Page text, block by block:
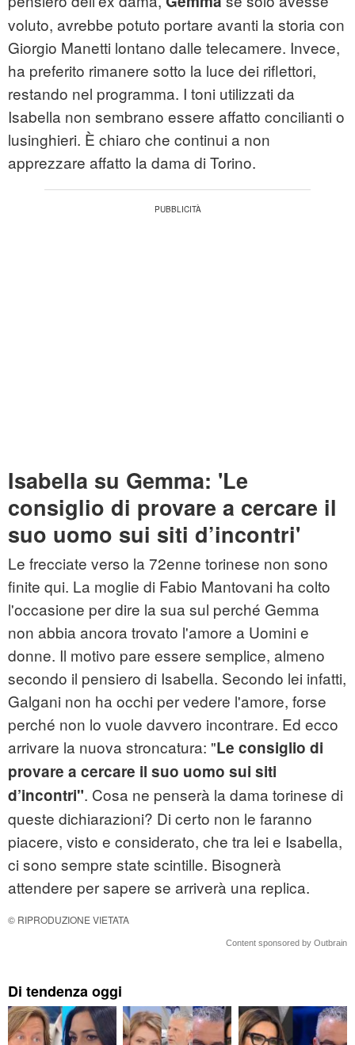
voluto, avrebbe potuto portare avanti la storia con
Giorgio Manetti lontano dalle telecamere. Invece,
ha preferito rimanere sotto la luce dei riflettori,
restando nel programma. I toni utilizzati da
Isabella non sembrano essere affatto concilianti o
lusinghieri. È chiaro che continui a non
apprezzare affatto la dama di Torino.
Isabella su Gemma: 'Le
consiglio di provare a cercare il
suo uomo sui siti d’incontri'
Le frecciate verso la 72enne torinese non sono
finite qui. La moglie di Fabio Mantovani ha colto
l'occasione per dire la sua sul perché Gemma
non abbia ancora trovato l'amore a Uomini e
donne. Il motivo pare essere semplice, almeno
secondo il pensiero di Isabella. Secondo lei infatti,
Galgani non ha occhi per vedere l'amore, forse
perché non lo vuole davvero incontrare. Ed ecco
arrivare la nuova stroncatura: "Le consiglio di
provare a cercare il suo uomo sui siti
d’incontri". Cosa ne penserà la dama torinese di
queste dichiarazioni? Di certo non le faranno
piacere, visto e considerato, che tra lei e Isabella,
ci sono sempre state scintille. Bisognerà
attendere per sapere se arriverà una replica.
© RIPRODUZIONE VIETATA
Content sponsored by Outbrain
Di tendenza oggi